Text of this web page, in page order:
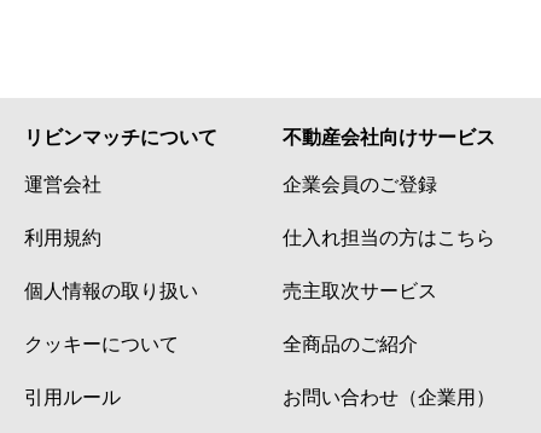
リビンマッチについて
運営会社
利用規約
個人情報の取り扱い
クッキーについて
引用ルール
不動産会社向けサービス
企業会員のご登録
仕入れ担当の方はこちら
売主取次サービス
全商品のご紹介
お問い合わせ（企業用）